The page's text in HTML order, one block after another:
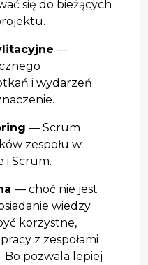
się do bieżących
—
i wydarzeń
— Scrum
zespołu w
i Scrum.
— choć nie jest
wiedzy
korzystne,
z zespołami
Bo pozwala lepiej